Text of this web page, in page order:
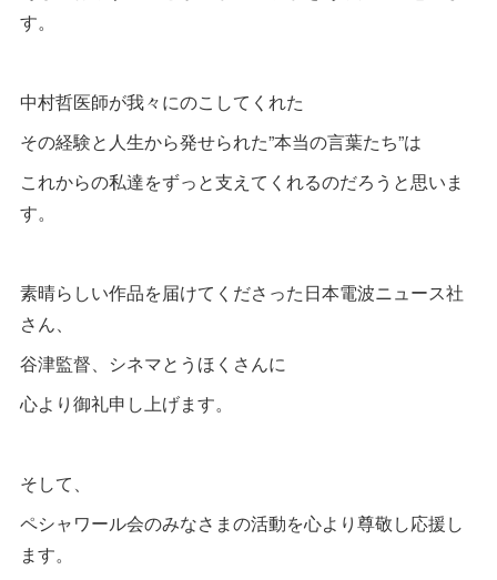
す。
中村哲医師が我々にのこしてくれた
その経験と人生から発せられた”本当の言葉たち”は
これからの私達をずっと支えてくれるのだろうと思いま
す。
素晴らしい作品を届けてくださった日本電波ニュース社
さん、
谷津監督、シネマとうほくさんに
心より御礼申し上げます。
そして、
ペシャワール会のみなさまの活動を心より尊敬し応援し
ます。